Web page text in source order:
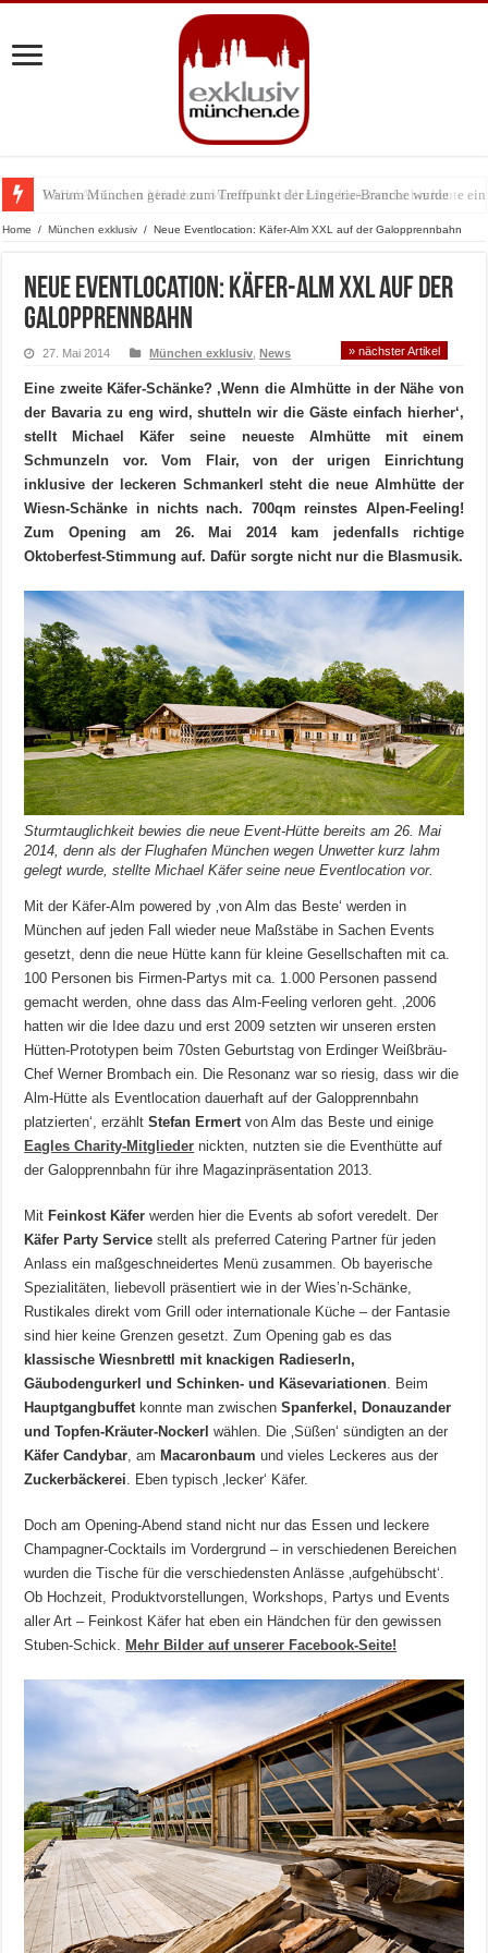
Warum München gerade zum Treffpunkt der Lingerie-Branche wurde
BMW Art Cars in München: Warum die rollenden Kunstwerke bis heute
Home / München exklusiv / Neue Eventlocation: Käfer-Alm XXL auf der Galopprennbahn
Neue Eventlocation: Käfer-Alm XXL auf der
Galopprennbahn
27. Mai 2014 München exklusiv ,News » nächster Artikel
Eine zweite Käfer-Schänke? ‚Wenn die Almhütte in der Nähe von
der Bavaria zu eng wird, shutteln wir die Gäste einfach hierher‘,
stellt Michael Käfer seine neueste Almhütte mit einem
Schmunzeln vor. Vom Flair, von der urigen Einrichtung
inklusive der leckeren Schmankerl steht die neue Almhütte der
Wiesn-Schänke in nichts nach. 700qm reinstes Alpen-Feeling!
Zum Opening am 26. Mai 2014 kam jedenfalls richtige
Oktoberfest-Stimmung auf. Dafür sorgte nicht nur die Blasmusik.
Sturmtauglichkeit bewies die neue Event-Hütte bereits am 26. Mai
2014, denn als der Flughafen München wegen Unwetter kurz lahm
gelegt wurde, stellte Michael Käfer seine neue Eventlocation vor.
Mit der Käfer-Alm powered by ‚von Alm das Beste‘ werden in
München auf jeden Fall wieder neue Maßstäbe in Sachen Events
gesetzt, denn die neue Hütte kann für kleine Gesellschaften mit ca.
100 Personen bis Firmen-Partys mit ca. 1.000 Personen passend
gemacht werden, ohne dass das Alm-Feeling verloren geht. ‚2006
hatten wir die Idee dazu und erst 2009 setzten wir unseren ersten
Hütten-Prototypen beim 70sten Geburtstag von Erdinger Weißbräu-
Chef Werner Brombach ein. Die Resonanz war so riesig, dass wir die
Alm-Hütte als Eventlocation dauerhaft auf der Galopprennbahn
platzierten‘, erzähltStefan Ermertvon Alm das Beste und einige
Eagles Charity-Mitglieder nickten, nutzten sie die Eventhütte auf
der Galopprennbahn für ihre Magazinpräsentation 2013.
Mit Feinkost Käfer werden hier die Events ab sofort veredelt. Der
Käfer Party Servicestellt als preferred Catering Partner für jeden
Anlass ein maßgeschneidertes Menü zusammen. Ob bayerische
Spezialitäten, liebevoll präsentiert wie in der Wies’n-Schänke,
Rustikales direkt vom Grill oder internationale Küche – der Fantasie
sind hier keine Grenzen gesetzt. Zum Opening gab es das
klassische Wiesnbrettl mit knackigen Radieserln,
Gäubodengurkerl und Schinken- und Käsevariationen. Beim
Hauptgangbuffetkonnte man zwischenSpanferkel, Donauzander
und Topfen-Kräuter-Nockerl wählen. Die ‚Süßen‘ sündigten an der
Käfer Candybar, am Macaronbaum und vieles Leckeres aus der
Zuckerbäckerei. Eben typisch ‚lecker‘ Käfer.
Doch am Opening-Abend stand nicht nur das Essen und leckere
Champagner-Cocktails im Vordergrund – in verschiedenen Bereichen
wurden die Tische für die verschiedensten Anlässe ‚aufgehübscht‘.
Ob Hochzeit, Produktvorstellungen, Workshops, Partys und Events
aller Art – Feinkost Käfer hat eben ein Händchen für den gewissen
Stuben-Schick. Mehr Bilder auf unserer Facebook-Seite!